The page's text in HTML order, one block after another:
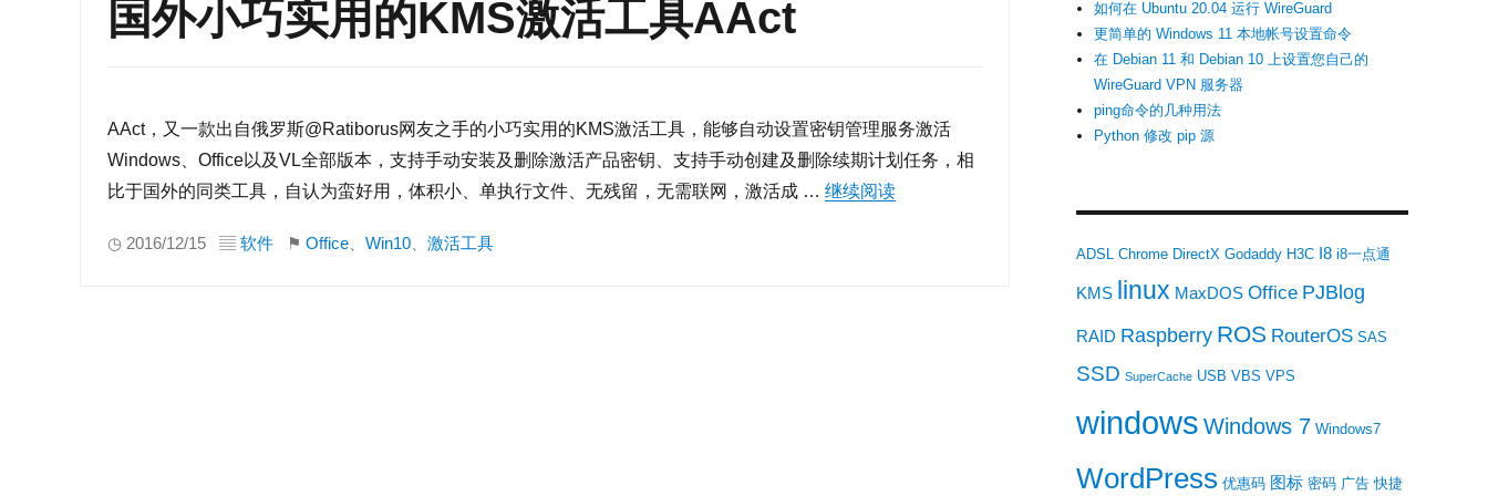
国外小巧实用的KMS激活工具AAct
AAct，又一款出自俄罗斯@Ratiborus网友之手的小巧实用的KMS激活工具，能够自动设置密钥管理服务激活
Windows、Office以及VL全部版本，支持手动安装及删除激活产品密钥、支持手动创建及删除续期计划任务，相
比于国外的同类工具，自认为蛮好用，体积小、单执行文件、无残留，无需联网，激活成 … 继续阅读
◷ 2016/12/15 ▤ 软件 ⚑ Office Win10 激活工具
如何在 Ubuntu 20.04 运行 WireGuard
更简单的 Windows 11 本地帐号设置命令
在 Debian 11 和 Debian 10 上设置您自己的
WireGuard VPN 服务器
ping命令的几种用法
Python 修改 pip 源
ADSL Chrome DirectX Godaddy H3C I8 i8一点通
KMS linux MaxDOS Office PJBlog
RAID Raspberry ROS RouterOS SAS
SSD SuperCache USB VBS VPS
windows Windows 7 Windows7
WordPress 优惠码 图标 密码 广告 快捷